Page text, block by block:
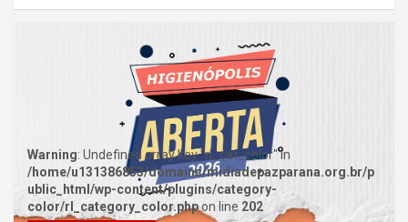
Warning: Undefined array key "rl_cat_color" in
/home/u131386853/domains/midiadepazparana.org.br/p
ublic_html/wp-content/plugins/category-
color/rl_category_color.phpon line 202